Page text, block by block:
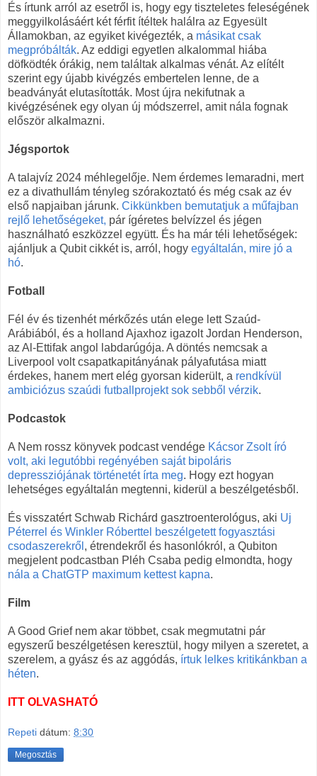
És írtunk arról az esetről is, hogy egy tiszteletes feleségének
meggyilkolásáért két férfit ítéltek halálra az Egyesült
Államokban, az egyiket kivégezték, a másikat csak
megpróbálták. Az eddigi egyetlen alkalommal hiába
döfködték órákig, nem találtak alkalmas vénát. Az elítélt
szerint egy újabb kivégzés embertelen lenne, de a
beadványát elutasították. Most újra nekifutnak a
kivégzésének egy olyan új módszerrel, amit nála fognak
először alkalmazni.
Jégsportok
A talajvíz 2024 méhlegelője. Nem érdemes lemaradni, mert
ez a divathullám tényleg szórakoztató és még csak az év
első napjaiban járunk. Cikkünkben bemutatjuk a műfajban
rejlő lehetőségeket, pár ígéretes belvízzel és jégen
használható eszközzel együtt. És ha már téli lehetőségek:
ajánljuk a Qubit cikkét is, arról, hogy egyáltalán, mire jó a
hó.
Fotball
Fél év és tizenhét mérkőzés után elege lett Szaúd-
Arábiából, és a holland Ajaxhoz igazolt Jordan Henderson,
az Al-Ettifak angol labdarúgója. A döntés nemcsak a
Liverpool volt csapatkapitányának pályafutása miatt
érdekes, hanem mert elég gyorsan kiderült, a rendkívül
ambiciózus szaúdi futballprojekt sok sebből vérzik.
Podcastok
A Nem rossz könyvek podcast vendége Kácsor Zsolt író
volt, aki legutóbbi regényében saját bipoláris
depressziójának történetét írta meg. Hogy ezt hogyan
lehetséges egyáltalán megtenni, kiderül a beszélgetésből.
És visszatért Schwab Richárd gasztroenterológus, aki Uj
Péterrel és Winkler Róberttel beszélgetett fogyasztási
csodaszerekről , étrendekről és hasonlókról, a Qubiton
megjelent podcastban Pléh Csaba pedig elmondta, hogy
nála a ChatGTP maximum kettest kapna.
Film
A Good Grief nem akar többet, csak megmutatni pár
egyszerű beszélgetésen keresztül, hogy milyen a szeretet, a
szerelem, a gyász és az aggódás, írtuk lelkes kritikánkban a
héten.
ITT OLVASHATÓ
Repeti dátum: 8:30
Megosztás